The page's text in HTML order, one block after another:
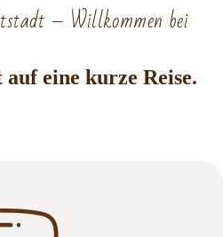
– Willkommen bei
eine kurze Reise.